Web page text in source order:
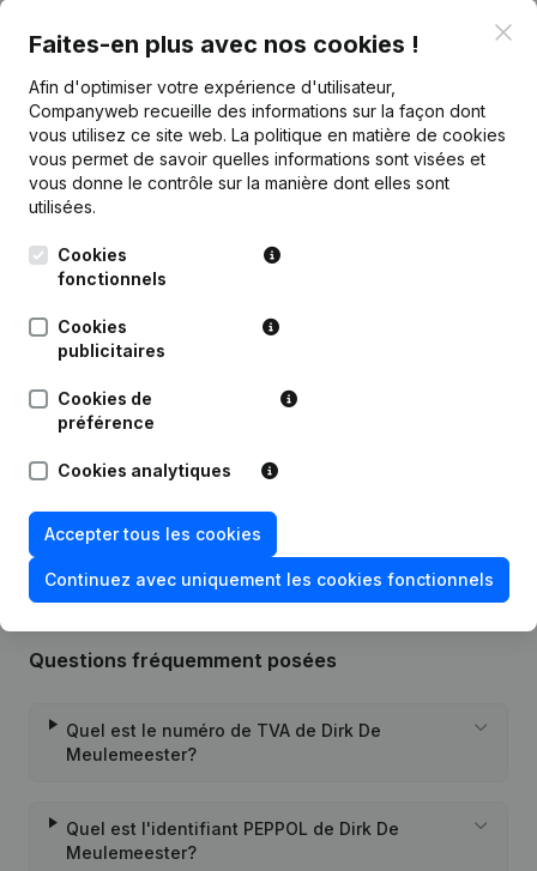
Publications
Date
25-01-2024
22-10-2018 Siège Social
10-02-2011 Siège Social
Constitution
Questions fréquemment posées
Quel est le numéro de TVA de Dirk De
Meulemeester?
Quel est l'identifiant PEPPOL de Dirk De
Meulemeester?
Faites-en plus avec nos cookies !
Afin d'optimiser votre expérience d'utilisateur,
Companyweb recueille des informations sur la façon dont
vous utilisez ce site web. La politique en matière de cookies
vous permet de savoir quelles informations sont visées et
vous donne le contrôle sur la manière dont elles sont
utilisées.
Cookies
fonctionnels
Cookies
publicitaires
Cookies de
préférence
Cookies analytiques
Accepter tous les cookies
Continuez avec uniquement les cookies fonctionnels